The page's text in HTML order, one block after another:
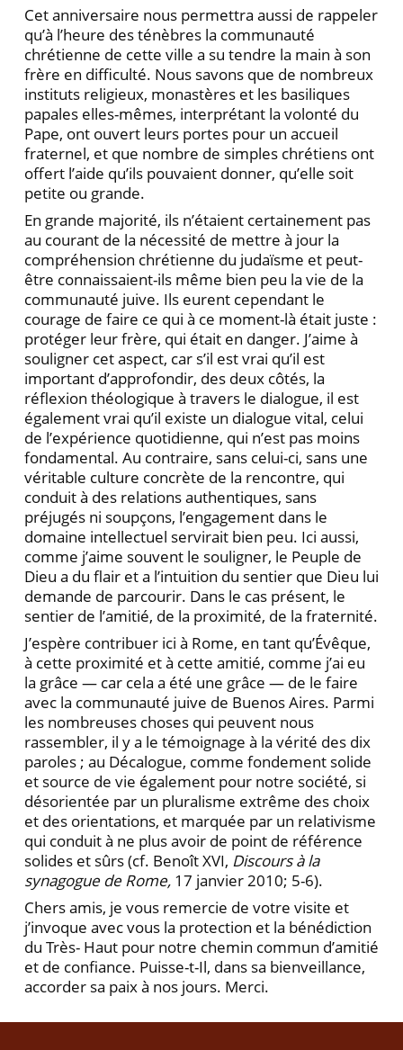
Cet anniversaire nous permettra aussi de rappeler
qu’à l’heure des ténèbres la communauté
chrétienne de cette ville a su tendre la main à son
frère en difficulté. Nous savons que de nombreux
instituts religieux, monastères et les basiliques
papales elles-mêmes, interprétant la volonté du
Pape, ont ouvert leurs portes pour un accueil
fraternel, et que nombre de simples chrétiens ont
offert l’aide qu’ils pouvaient donner, qu’elle soit
petite ou grande.
En grande majorité, ils n’étaient certainement pas
au courant de la nécessité de mettre à jour la
compréhension chrétienne du judaïsme et peut-
être connaissaient-ils même bien peu la vie de la
communauté juive. Ils eurent cependant le
courage de faire ce qui à ce moment-là était juste :
protéger leur frère, qui était en danger. J’aime à
souligner cet aspect, car s’il est vrai qu’il est
important d’approfondir, des deux côtés, la
réflexion théologique à travers le dialogue, il est
également vrai qu’il existe un dialogue vital, celui
de l’expérience quotidienne, qui n’est pas moins
fondamental. Au contraire, sans celui-ci, sans une
véritable culture concrète de la rencontre, qui
conduit à des relations authentiques, sans
préjugés ni soupçons, l’engagement dans le
domaine intellectuel servirait bien peu. Ici aussi,
comme j’aime souvent le souligner, le Peuple de
Dieu a du flair et a l’intuition du sentier que Dieu lui
demande de parcourir. Dans le cas présent, le
sentier de l’amitié, de la proximité, de la fraternité.
J’espère contribuer ici à Rome, en tant qu’Évêque,
à cette proximité et à cette amitié, comme j’ai eu
la grâce — car cela a été une grâce — de le faire
avec la communauté juive de Buenos Aires. Parmi
les nombreuses choses qui peuvent nous
rassembler, il y a le témoignage à la vérité des dix
paroles ; au Décalogue, comme fondement solide
et source de vie également pour notre société, si
désorientée par un pluralisme extrême des choix
et des orientations, et marquée par un relativisme
qui conduit à ne plus avoir de point de référence
solides et sûrs (cf. Benoît XVI, Discours à la
synagogue de Rome, 17 janvier 2010; 5-6).
Chers amis, je vous remercie de votre visite et
j’invoque avec vous la protection et la bénédiction
du Très- Haut pour notre chemin commun d’amitié
et de confiance. Puisse-t-Il, dans sa bienveillance,
accorder sa paix à nos jours. Merci.